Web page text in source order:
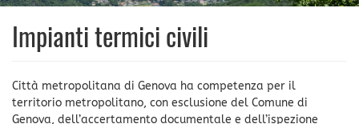
Impianti termici civili
Città metropolitana di Genova ha competenza per il
territorio metropolitano, con esclusione del Comune di
Genova, dell’accertamento documentale e dell’ispezione